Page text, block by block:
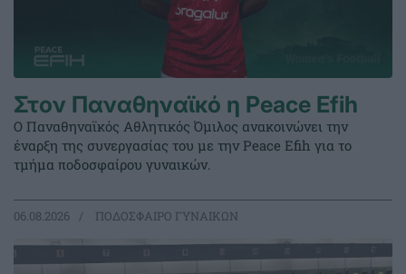
Στον Παναθηναϊκό η Peace Efih
Ο Παναθηναϊκός Αθλητικός Όμιλος ανακοινώνει την
έναρξη της συνεργασίας του με την Peace Efih για το
τμήμα ποδοσφαίρου γυναικών.
06.08.2026 ΠΟΔΟΣΦΑΙΡΟ ΓΥΝΑΙΚΩΝ